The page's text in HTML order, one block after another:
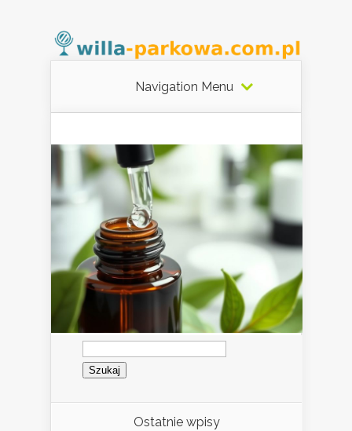
Navigation Menu
Szukaj:
Ostatnie wpisy